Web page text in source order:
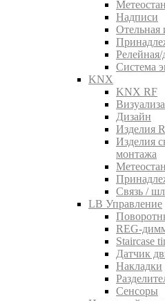
Надписи
Отельная
Система
KNX
KNX RF
Дизайн
Изделия
Изделия
монтажа
Связь /
LB Управление
REG-
Staircase
Датчик
Накладки
Сенсоры